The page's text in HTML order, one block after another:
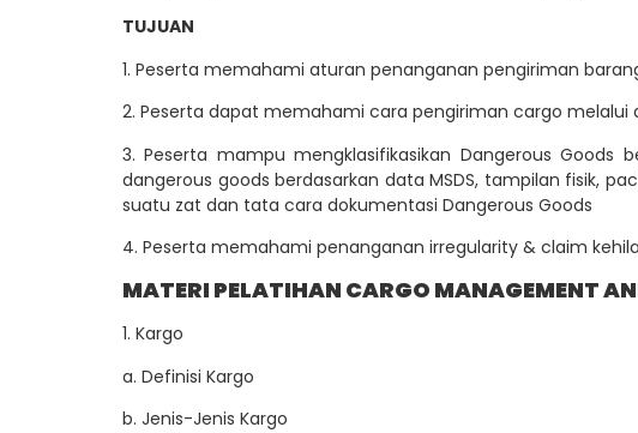
TUJUAN
1. Peserta memahami aturan penanganan pengiriman
2. Peserta dapat memahami cara pengiriman cargo melalui
3. Peserta mampu mengklasifikasikan Dangerous Goods
dangerous goods berdasarkan data MSDS, tampilan fisik,
suatu zat dan tata cara dokumentasi Dangerous Goods
4. Peserta memahami penanganan irregularity & claim
MATERI PELATIHAN CARGO MANAGEMENT
1. Kargo
a. Definisi Kargo
b. Jenis-Jenis Kargo